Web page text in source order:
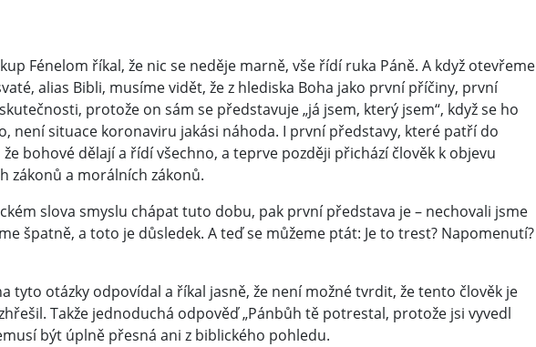
Fénelom říkal, že nic se neděje marně, vše řídí ruka Páně. A když otevřeme
alias Bibli, musíme vidět, že z hlediska Boha jako první příčiny, první
protože on sám se představuje „já jsem, který jsem“, když se ho
není situace koronaviru jakási náhoda. I první představy, které patří do
bohové dělají a řídí všechno, a teprve později přichází člověk k objevu
zákonů a morálních zákonů.
slova smyslu chápat tuto dobu, pak první představa je – nechovali jsme
špatně, a toto je důsledek. A teď se můžeme ptát: Je to trest? Napomenutí?
tyto otázky odpovídal a říkal jasně, že není možné tvrdit, že tento člověk je
Takže jednoduchá odpověď „Pánbůh tě potrestal, protože jsi vyvedl
být úplně přesná ani z biblického pohledu.